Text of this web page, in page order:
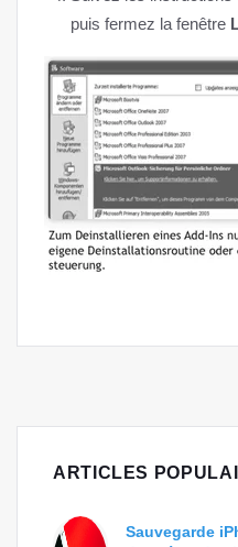
puis fermez la fenêtre
ARTICLES
Sauvegarde